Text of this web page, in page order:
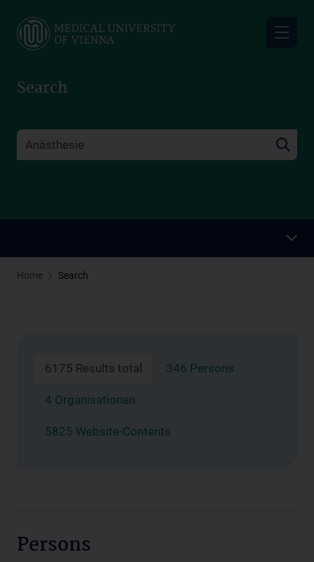
main
Search
Home Search
6175 Results total 346 Persons
4 Organisationen
5825 Website-Contents
Persons